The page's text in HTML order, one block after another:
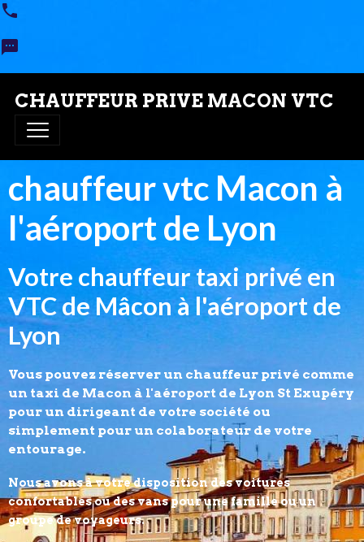
CHAUFFEUR PRIVE MACON VTC
chauffeur vtc Macon à
l'aéroport de Lyon
Votre chauffeur taxi privé en
VTC de Mâcon à l'aéroport de
Lyon
Vous pouvez réserver un chauffeur privé comme
un taxi de Macon à l'aéroport de Lyon St Exupéry
pour un dirigeant de votre société ou
simplement pour un colaborateur de votre
entourage.
Nous avons à votre disposition des voitures
confortables ou des vans pour une famille ou un
groupe de voyageurs.